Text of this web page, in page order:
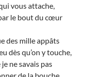
vous attache,
le bout du cœur
des mille appâts
dès qu’on y touche,
ne savais pas
de la bouche